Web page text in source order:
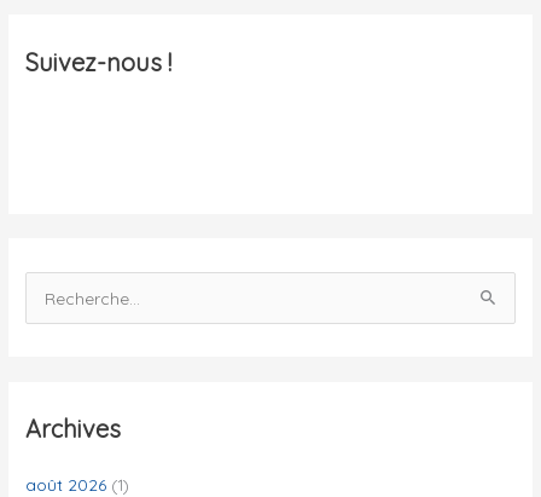
a
Suivez-nous !
e
e
c
Archives
août 2026 (1)